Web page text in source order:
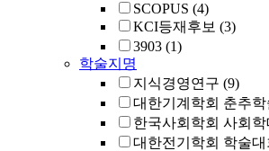
SCOPUS (4)
KCI등재후보 (3)
3903 (1)
학술지명
지식경영연구 (9)
대한기계학회 춘추학
한국사회학회 사회
대한전기학회 학술대